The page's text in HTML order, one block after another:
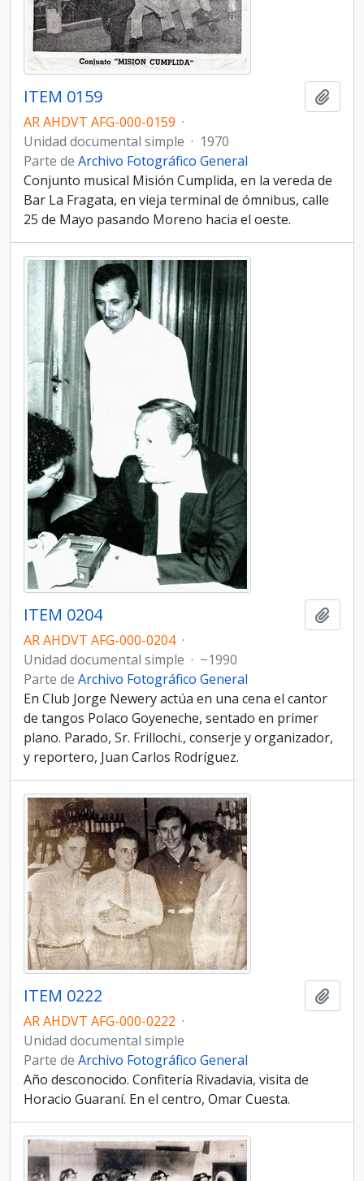
ITEM 0159
AR AHDVT AFG-000-0159 ·
Unidad documental simple · 1970
Parte de Archivo Fotográfico General
Conjunto musical Misión Cumplida, en la vereda de
Bar La Fragata, en vieja terminal de ómnibus, calle
25 de Mayo pasando Moreno hacia el oeste.
ITEM 0204
AR AHDVT AFG-000-0204 ·
Unidad documental simple · ~1990
Parte de Archivo Fotográfico General
En Club Jorge Newery actúa en una cena el cantor
de tangos Polaco Goyeneche, sentado en primer
plano. Parado, Sr. Frillochi., conserje y organizador,
y reportero, Juan Carlos Rodríguez.
ITEM 0222
AR AHDVT AFG-000-0222 ·
Unidad documental simple
Parte de Archivo Fotográfico General
Año desconocido. Confitería Rivadavia, visita de
Horacio Guaraní. En el centro, Omar Cuesta.